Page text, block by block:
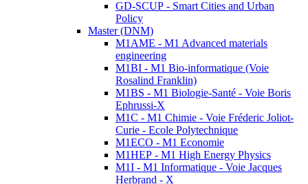
GD-SCUP - Smart Cities and Urban
Policy
Master (DNM)
M1AME - M1 Advanced materials
engineering
M1BI - M1 Bio-informatique (Voie
Rosalind Franklin)
M1BS - M1 Biologie-Santé - Voie Boris
Ephrussi-X
M1C - M1 Chimie - Voie Fréderic Joliot-
Curie - Ecole Polytechnique
M1ECO - M1 Economie
M1HEP - M1 High Energy Physics
M1I - M1 Informatique - Voie Jacques
Herbrand - X